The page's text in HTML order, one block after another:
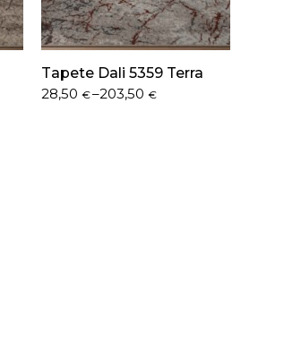
Tapete Dali 5359 Terra
28,50 €–203,50€
Price